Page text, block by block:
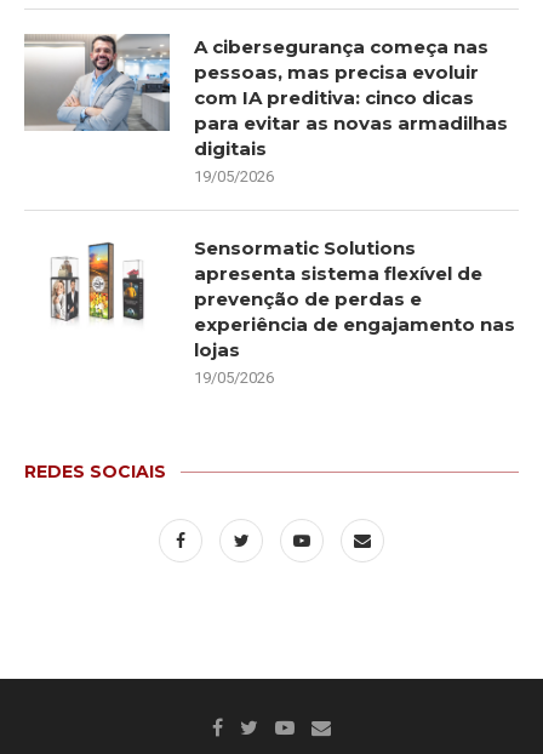
A cibersegurança começa nas
pessoas, mas precisa evoluir
com IA preditiva: cinco dicas
para evitar as novas armadilhas
digitais
19/05/2026
Sensormatic Solutions
apresenta sistema flexível de
prevenção de perdas e
experiência de engajamento nas
lojas
19/05/2026
REDES SOCIAIS